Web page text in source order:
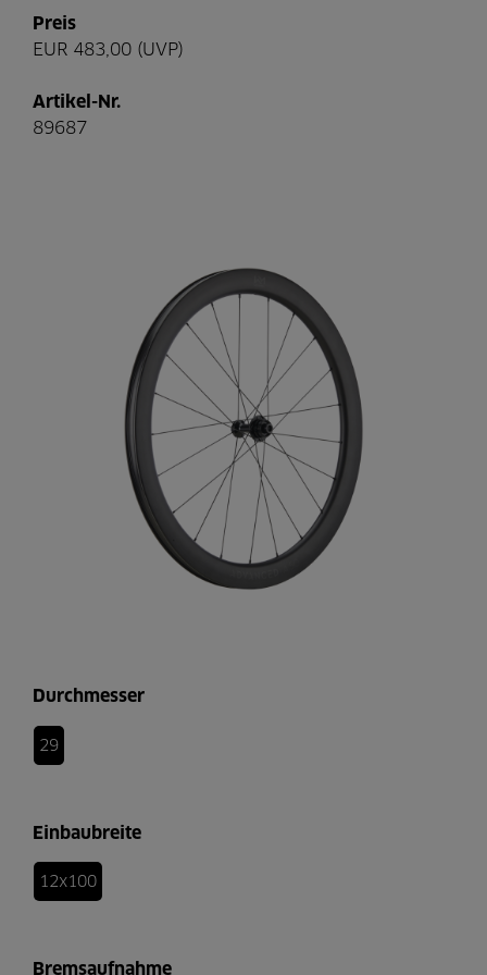
Preis
EUR 483,00 (UVP)
Artikel-Nr.
89687
Durchmesser
29
Einbaubreite
12x100
Bremsaufnahme